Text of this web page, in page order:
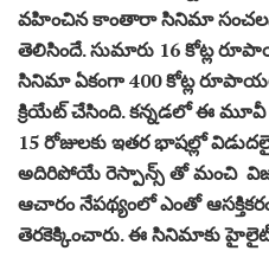
వహించిన కాంతారా సినిమా
తెలిసిందే. సుమారు 16 కోట్ల
సినిమా ఏకంగా 400 కోట్ల
క్రియేట్ చేసింది. కన్నడలో ఈ
15 రోజులకు ఇతర భాషల్లో
అదిరిపోయే రెస్పాన్స్ తో మంచి
ఆచారం నేపథ్యంలో ఎంతో
తెరకెక్కించారు. ఈ సినిమాకు